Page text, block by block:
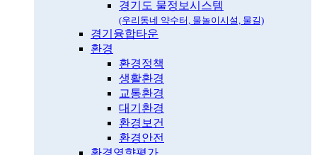
경기도 물정보시스템
(우리동네 약수터, 물놀이시설, 물길)
경기융합타운
환경
환경정책
생활환경
교통환경
대기환경
환경보건
환경안전
환경영향평가